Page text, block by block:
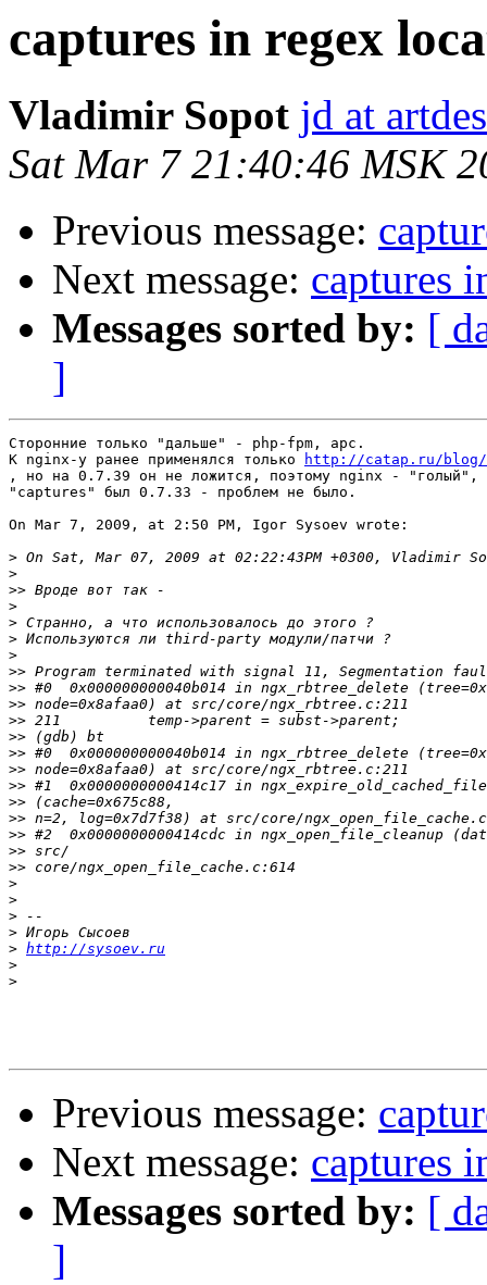
captures in regex
Vladimir Sopot jd at
Sat Mar 7 21:40:46 MSK
Previous message:
Next message: captures
Messages sorted by: [
]
Сторонние только "дальше" - php-fpm, apc.
К nginx-у ранее применялся только
http://catap.ru/blog/
, но на 0.7.39 он не ложится, поэтому nginx -
"captures" был 0.7.33 - проблем не было.
On Mar 7, 2009, at 2:50 PM, Igor Sysoev wrote:
>
>
>>
>
>
>
>
>>
>>
>>
>>
>>
>>
>>
>>
>>
>>
>>
>>
>>
>
>
>
>
> http://sysoev.ru
>
>
Previous message:
Next message: captures
Messages sorted by: [
]